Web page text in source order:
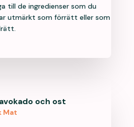
till de ingredienser som du
utmärkt som förrätt eller som
och ost
Mat